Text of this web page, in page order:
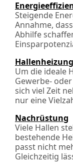
Steigende
Annahme,
Abhilfe
Um die ideale
Gewerbe-
sich viel Zeit
nur eine
Nachrüstung
Viele Hallen
bestehende
passt nicht
Gleichzeitig